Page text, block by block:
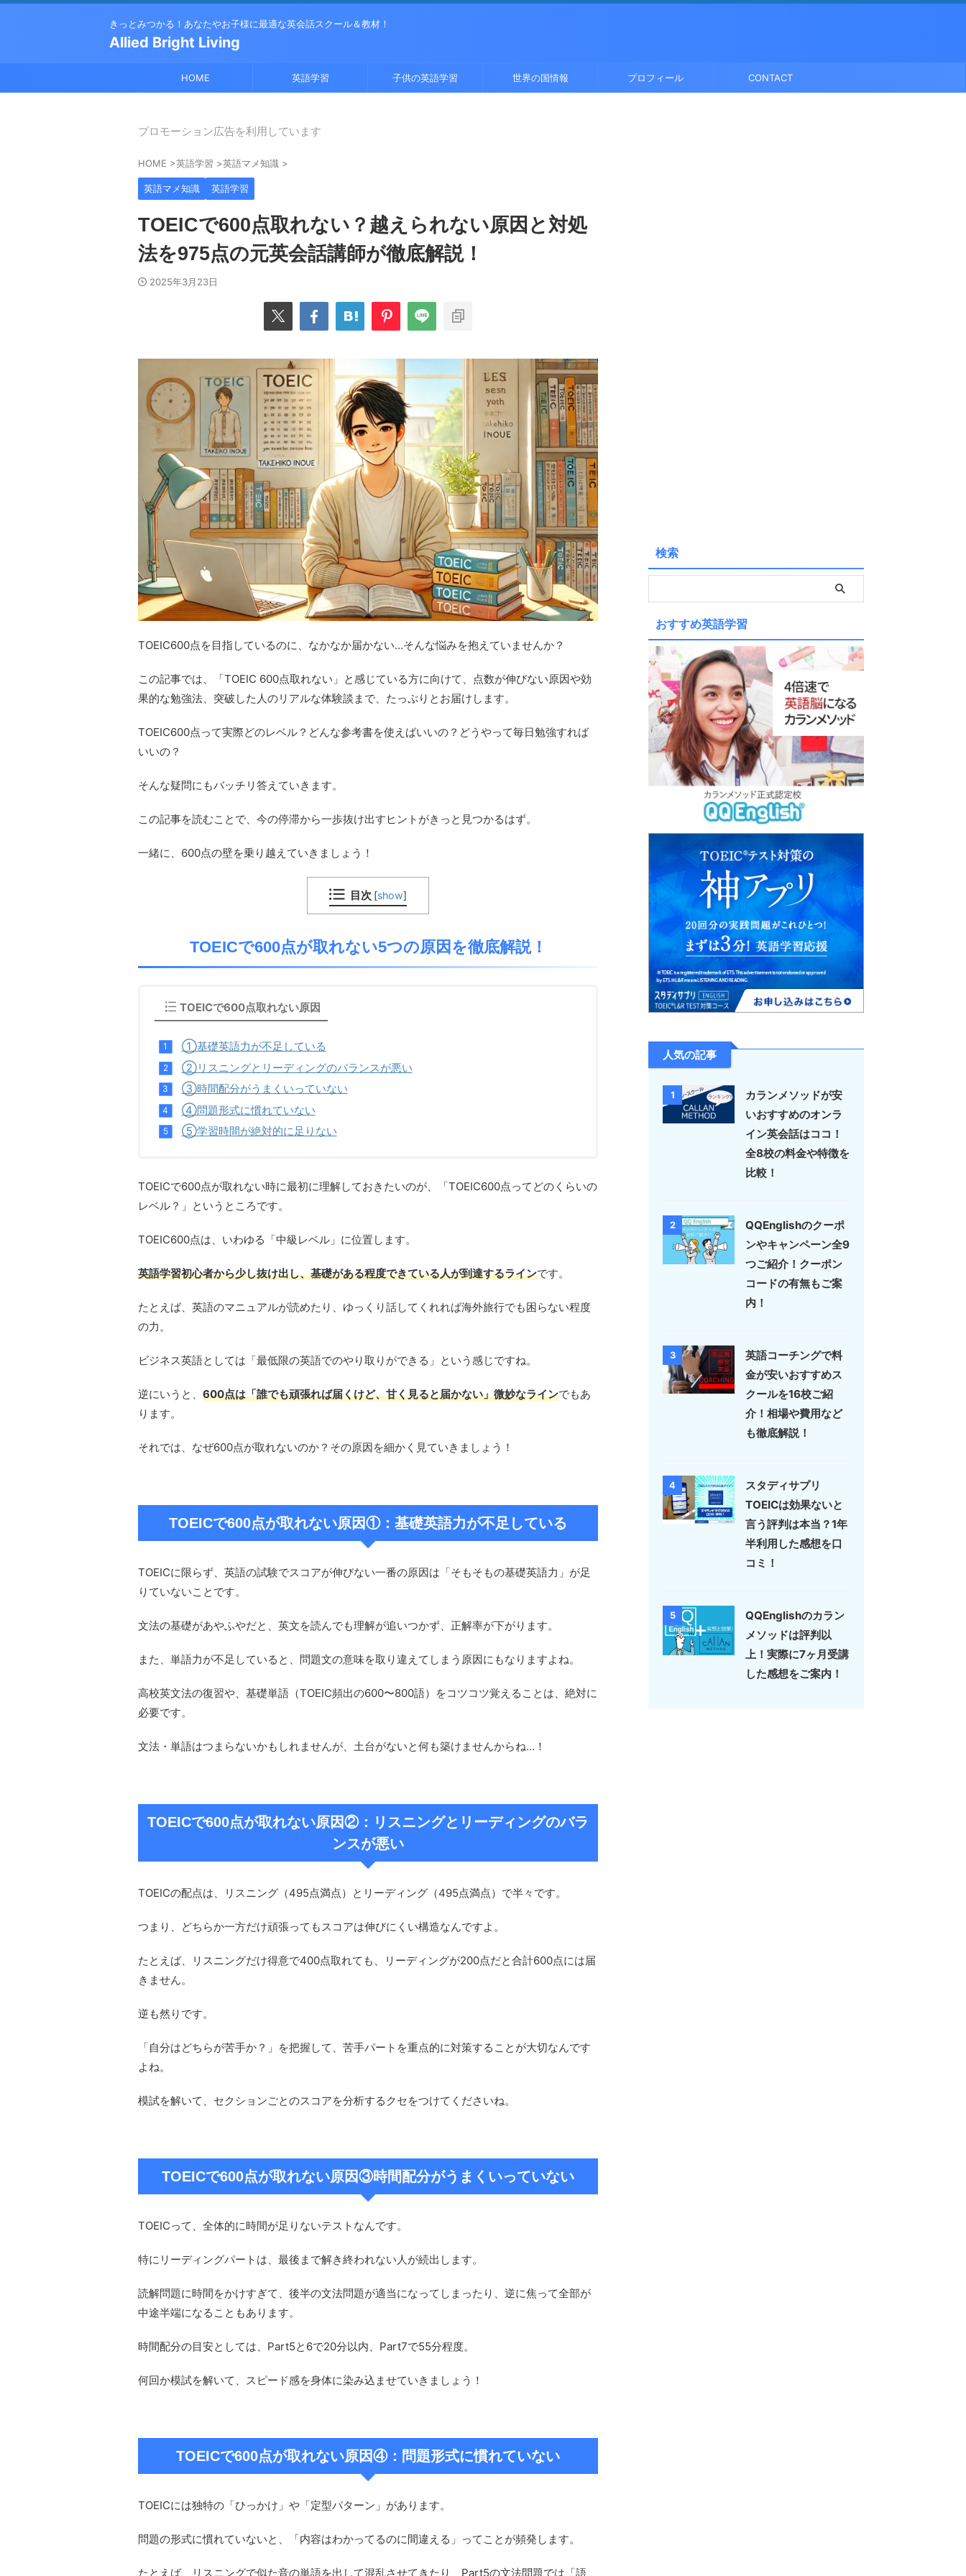
きっとみつかる！あなたやお子様に最適な英会話スクール＆教材！
Allied Bright Living
HOME 英語学習 子供の英語学習 世界の国情報 プロフィール CONTACT
プロモーション広告を利用しています
HOME >英語学習 >英語マメ知識 >
英語マメ知識 英語学習
TOEICで600点取れない？越えられない原因と対処
法を975点の元英会話講師が徹底解説！
2025年3月23日
TOEIC600点を目指しているのに、なかなか届かない…そんな悩みを抱えていませんか？
この記事では、「TOEIC 600点取れない」と感じている方に向けて、点数が伸びない原因や効
果的な勉強法、突破した人のリアルな体験談まで、たっぷりとお届けします。
TOEIC600点って実際どのレベル？どんな参考書を使えばいいの？どうやって毎日勉強すれば
いいの？
そんな疑問にもバッチリ答えていきます。
この記事を読むことで、今の停滞から一歩抜け出すヒントがきっと見つかるはず。
一緒に、600点の壁を乗り越えていきましょう！
目次 [show]
TOEICで600点が取れない5つの原因を徹底解説！
TOEICで600点取れない原因
①基礎英語力が不足している
②リスニングとリーディングのバランスが悪い
③時間配分がうまくいっていない
④問題形式に慣れていない
⑤学習時間が絶対的に足りない
TOEICで600点が取れない時に最初に理解しておきたいのが、「TOEIC600点ってどのくらいの
レベル？」というところです。
TOEIC600点は、いわゆる「中級レベル」に位置します。
英語学習初心者から少し抜け出し、基礎がある程度できている人が到達するラインです。
たとえば、英語のマニュアルが読めたり、ゆっくり話してくれれば海外旅行でも困らない程度
の力。
ビジネス英語としては「最低限の英語でのやり取りができる」という感じですね。
逆にいうと、 600点は「誰でも頑張れば届くけど、甘く見ると届かない」微妙なラインでもあ
ります。
それでは、なぜ600点が取れないのか？その原因を細かく見ていきましょう！
TOEICで600点が取れない原因①：基礎英語力が不足している
TOEICに限らず、英語の試験でスコアが伸びない一番の原因は「そもそもの基礎英語力」が足
りていないことです。
文法の基礎があやふやだと、英文を読んでも理解が追いつかず、正解率が下がります。
また、単語力が不足していると、問題文の意味を取り違えてしまう原因にもなりますよね。
高校英文法の復習や、基礎単語（TOEIC頻出の600〜800語）をコツコツ覚えることは、絶対に
必要です。
文法・単語はつまらないかもしれませんが、土台がないと何も築けませんからね…！
TOEICで600点が取れない原因②：リスニングとリーディングのバラ
ンスが悪い
TOEICの配点は、リスニング（495点満点）とリーディング（495点満点）で半々です。
つまり、どちらか一方だけ頑張ってもスコアは伸びにくい構造なんですよ。
たとえば、リスニングだけ得意で400点取れても、リーディングが200点だと合計600点には届
きません。
逆も然りです。
「自分はどちらが苦手か？」を把握して、苦手パートを重点的に対策することが大切なんです
よね。
模試を解いて、セクションごとのスコアを分析するクセをつけてくださいね。
TOEICで600点が取れない原因③時間配分がうまくいっていない
TOEICって、全体的に時間が足りないテストなんです。
特にリーディングパートは、最後まで解き終われない人が続出します。
読解問題に時間をかけすぎて、後半の文法問題が適当になってしまったり、逆に焦って全部が
中途半端になることもあります。
時間配分の目安としては、Part5と6で20分以内、Part7で55分程度。
何回か模試を解いて、スピード感を身体に染み込ませていきましょう！
TOEICで600点が取れない原因④：問題形式に慣れていない
TOEICには独特の「ひっかけ」や「定型パターン」があります。
問題の形式に慣れていないと、「内容はわかってるのに間違える」ってことが頻発します。
たとえば、リスニングで似た音の単語を出して混乱させてきたり、Part5の文法問題では「語
検索
おすすめ英語学習
人気の記事
1
カランメソッドが安
いおすすめのオンラ
イン英会話はココ！
全8校の料金や特徴を
比較！
2
QQEnglishのクーポ
ンやキャンペーン全9
つご紹介！クーポン
コードの有無もご案
内！
3
英語コーチングで料
金が安いおすすめス
クールを16校ご紹
介！相場や費用など
も徹底解説！
4
スタディサプリ
TOEICは効果ないと
言う評判は本当？1年
半利用した感想を口
コミ！
5
QQEnglishのカラン
メソッドは評判以
上！実際に7ヶ月受講
した感想をご案内！